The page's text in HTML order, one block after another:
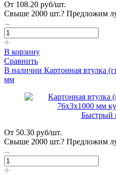
От 108.20 руб/шт.
Свыше 2000 шт.? Предложим
В корзину
Сравнить
В наличии Картонная втулка
мм
Быстрый
От 50.30 руб/шт.
Свыше 2000 шт.? Предложим